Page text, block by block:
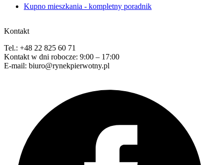
Kupno mieszkania - kompletny poradnik
Kontakt
Tel.: +48 22 825 60 71
Kontakt w dni robocze: 9:00 – 17:00
E-mail: biuro@rynekpierwotny.pl